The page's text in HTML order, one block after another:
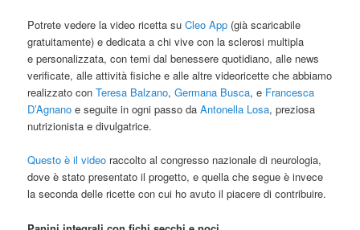
Potrete vedere la video ricetta suCleo App (già scaricabile
gratuitamente) e dedicata a chi vive con la sclerosi multipla
e personalizzata, con temi dal benessere quotidiano, alle news
verificate, alle attività fisiche e alle altre videoricette che abbiamo
realizzato conTeresa Balzano,Germana Busca, e Francesca
D’Agnano e seguite in ogni passo daAntonella Losa, preziosa
nutrizionista e divulgatrice.
Questo è il video raccolto al congresso nazionale di neurologia,
dove è stato presentato il progetto, e quella che segue è invece
la seconda delle ricette con cui ho avuto il piacere di contribuire.